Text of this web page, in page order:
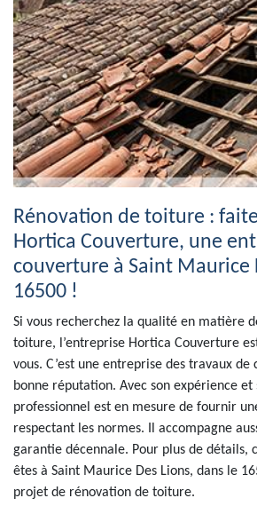
Rénovation de toiture :
Hortica Couverture, une
couverture à Saint Maurice
16500 !
Si vous recherchez la qualité en matière
toiture, l’entreprise Hortica Couverture
vous. C’est une entreprise des travaux
bonne réputation. Avec son expérience et
professionnel est en mesure de fournir
respectant les normes. Il accompagne
garantie décennale. Pour plus de détails,
êtes à Saint Maurice Des Lions, dans le
projet de rénovation de toiture.